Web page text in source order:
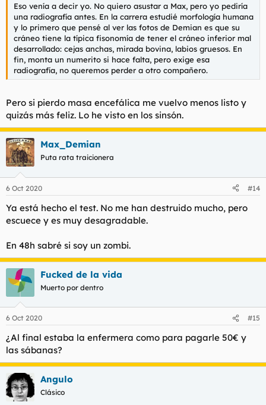
Eso venía a decir yo. No quiero asustar a Max, pero yo pediría
una radiografía antes. En la carrera estudié morfología humana
y lo primero que pensé al ver las fotos de Demian es que su
cráneo tiene la típica fisonomía de tener el cráneo inferior mal
desarrollado: cejas anchas, mirada bovina, labios gruesos. En
fin, monta un numerito si hace falta, pero exige esa
radiografía, no queremos perder a otro compañero.
Pero si pierdo masa encefálica me vuelvo menos listo y
quizás más feliz. Lo he visto en los sinsón.
Max_Demian
Puta rata traicionera
6 Oct 2020 #14
Ya está hecho el test. No me han destruido mucho, pero
escuece y es muy desagradable.
En 48h sabré si soy un zombi.
Fucked de la vida
Muerto por dentro
6 Oct 2020 #15
¿Al final estaba la enfermera como para pagarle 50€ y
las sábanas?
Angulo
Clásico